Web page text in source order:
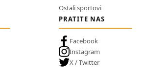
Ostali sportovi
PRATITE NAS
Facebook
Instagram
X / Twitter